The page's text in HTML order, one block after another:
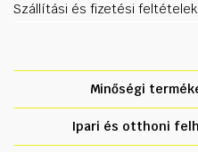
Szállítási és fizetési feltételek
Minőségi
Ipari és otthoni